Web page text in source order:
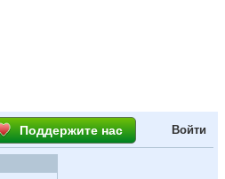
Поддержите нас Войти